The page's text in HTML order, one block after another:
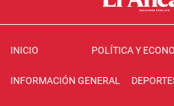
INICIO POLÍTICA Y
INFORMACIÓN GENERAL